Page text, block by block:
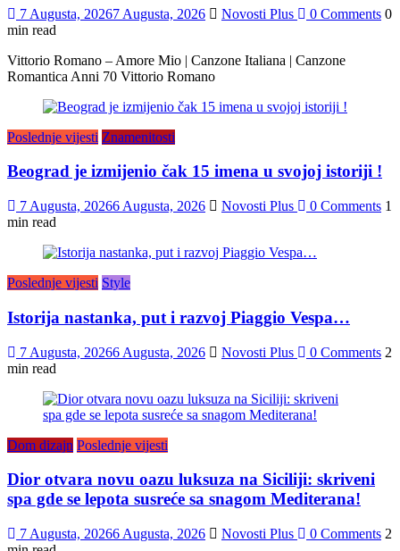
7 Augusta, 20267 Augusta, 2026 Novosti Plus 0 Comments 0
min read
Vittorio Romano – Amore Mio | Canzone Italiana | Canzone
Romantica Anni 70 Vittorio Romano
Poslednje vijesti Znamenitosti
Beograd je izmijenio čak 15 imena u svojoj istoriji !
7 Augusta, 20266 Augusta, 2026 Novosti Plus 0 Comments 1
min read
Poslednje vijesti Style
Istorija nastanka, put i razvoj Piaggio Vespa…
7 Augusta, 20266 Augusta, 2026 Novosti Plus 0 Comments 2
min read
Dom dizajn Poslednje vijesti
Dior otvara novu oazu luksuza na Siciliji: skriveni
spa gde se lepota susreće sa snagom Mediterana!
7 Augusta, 20266 Augusta, 2026 Novosti Plus 0 Comments 2